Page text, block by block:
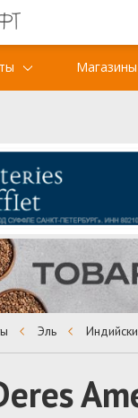
Магазины
Эль